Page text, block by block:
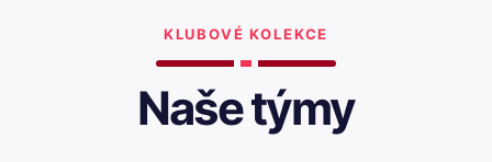
KLUBOVÉ KOLEKCE
Naše týmy